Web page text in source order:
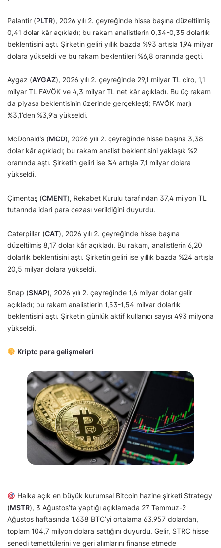
Palantir (PLTR), 2026 yılı 2. çeyreğinde hisse başına düzeltilmiş
0,41 dolar kâr açıkladı; bu rakam analistlerin 0,34-0,35 dolarlık
beklentisini aştı. Şirketin geliri yıllık bazda %93 artışla 1,94 milyar
dolara yükseldi ve bu rakam beklentileri %6,8 oranında geçti.
Aygaz (AYGAZ), 2026 yılı 2. çeyreğinde 29,1 milyar TL ciro, 1,1
milyar TL FAVÖK ve 4,3 milyar TL net kâr açıkladı. Bu üç rakam
da piyasa beklentisinin üzerinde gerçekleşti; FAVÖK marjı
%3,1’den %3,9’a yükseldi.
McDonald’s (MCD), 2026 yılı 2. çeyreğinde hisse başına 3,38
dolar kâr açıkladı; bu rakam analist beklentisini yaklaşık %2
oranında aştı. Şirketin geliri ise %4 artışla 7,1 milyar dolara
yükseldi.
Çimentaş (CMENT), Rekabet Kurulu tarafından 37,4 milyon TL
tutarında idari para cezası verildiğini duyurdu.
Caterpillar (CAT), 2026 yılı 2. çeyreğinde hisse başına
düzeltilmiş 8,17 dolar kâr açıkladı. Bu rakam, analistlerin 6,20
dolarlık beklentisini aştı. Şirketin geliri ise yıllık bazda %24 artışla
20,5 milyar dolara yükseldi.
Snap (SNAP), 2026 yılı 2. çeyreğinde 1,6 milyar dolar gelir
açıkladı; bu rakam analistlerin 1,53-1,54 milyar dolarlık
beklentisini aştı. Şirketin günlük aktif kullanıcı sayısı 493 milyona
yükseldi.
Kripto para gelişmeleri
Halka açık en büyük kurumsal Bitcoin hazine şirketi Strategy
(MSTR), 3 Ağustos’ta yaptığı açıklamada 27 Temmuz-2
Ağustos haftasında 1.638 BTC’yi ortalama 63.957 dolardan,
toplam 104,7 milyon dolara sattığını duyurdu. Gelir, STRC hisse
senedi temettülerini ve geri alımlarını finanse etmede